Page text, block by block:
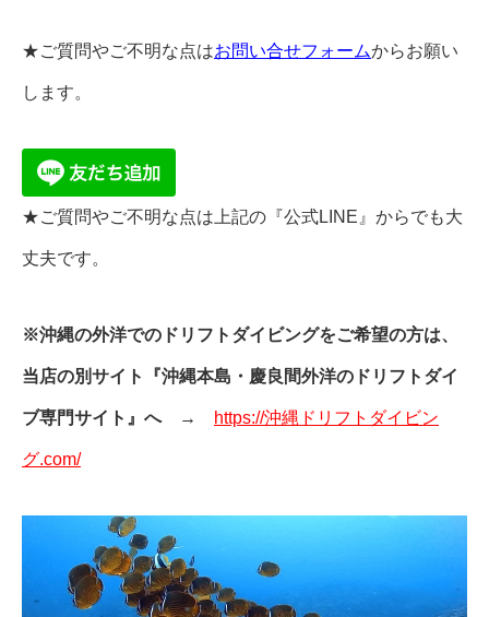
★ご質問やご不明な点はお問い合せフォームからお願い
します。
★ご質問やご不明な点は上記の『公式LINE』からでも大
丈夫です。
※沖縄の外洋でのドリフトダイビングをご希望の方は、
当店の別サイト『沖縄本島・慶良間外洋のドリフトダイ
ブ専門サイト』へ → https://沖縄ドリフトダイビン
グ.com/